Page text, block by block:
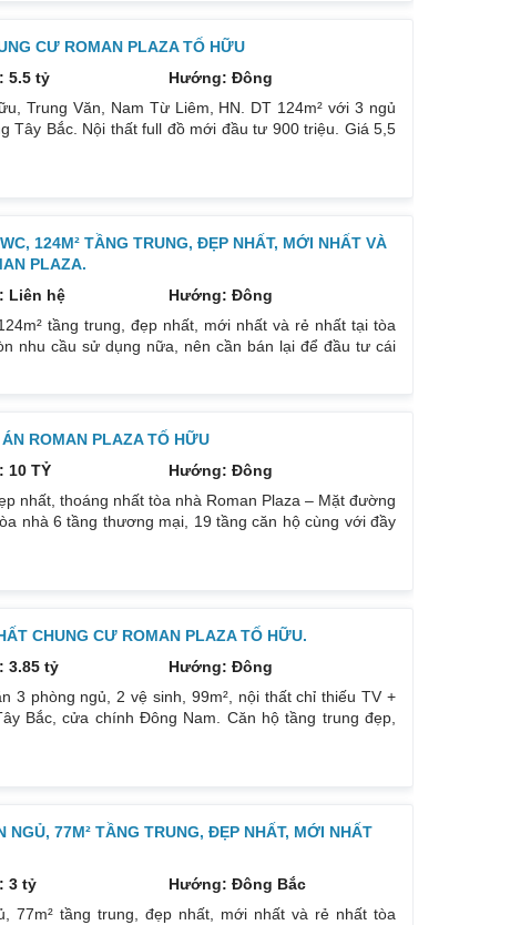
CƯ ROMAN PLAZA TỐ HỮU
5.5 tỷ
Hướng: Đông
Trung Văn, Nam Từ Liêm, HN. DT 124m² với 3 ngủ
Tây Bắc. Nội thất full đồ mới đầu tư 900 triệu. Giá 5,5
124M² TẦNG TRUNG, ĐẸP NHẤT, MỚI NHẤT VÀ
PLAZA.
Liên hệ
Hướng: Đông
tầng trung, đẹp nhất, mới nhất và rẻ nhất tại tòa
nhu cầu sử dụng nữa, nên cần bán lại để đầu tư cái
ROMAN PLAZA TỐ HỮU
10 TỶ
Hướng: Đông
nhất, thoáng nhất tòa nhà Roman Plaza – Mặt đường
nhà 6 tầng thương mại, 19 tầng căn hộ cùng với đầy
CHUNG CƯ ROMAN PLAZA TỐ HỮU.
3.85 tỷ
Hướng: Đông
3 phòng ngủ, 2 vệ sinh, 99m², nội thất chỉ thiếu TV +
Bắc, cửa chính Đông Nam. Căn hộ tầng trung đẹp,
NGỦ, 77M² TẦNG TRUNG, ĐẸP NHẤT, MỚI NHẤT
3 tỷ
Hướng: Đông Bắc
77m² tầng trung, đẹp nhất, mới nhất và rẻ nhất tòa